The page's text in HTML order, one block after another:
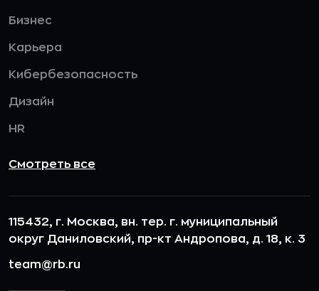
Бизнес
Карьера
Кибербезопасность
Дизайн
HR
Смотреть все
115432, г. Москва, вн. тер. г. муниципальный
округ Даниловский, пр-кт Андропова, д. 18, к. 3
team@rb.ru